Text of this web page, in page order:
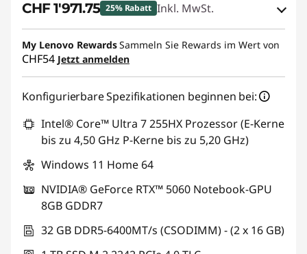
CHF 1'971.75 25% Rabatt Inkl. MwSt.
eCoupon-Rabatt :-CHF 657.25
eCoupon :SALES
My Lenovo RewardsSammeln Sie Rewards im Wert von
CHF54 Jetzt anmelden
Konfigurierbare Spezifikationen beginnen bei:
Intel® Core™ Ultra 7 255HX Prozessor (E-Kerne
bis zu 4,50 GHz P-Kerne bis zu 5,20 GHz)
Windows 11 Home 64
NVIDIA® GeForce RTX™ 5060 Notebook-GPU
8GB GDDR7
32 GB DDR5-6400MT/s (CSODIMM) - (2 x 16 GB)